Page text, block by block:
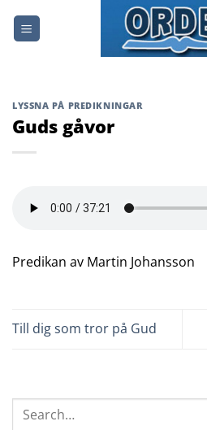
LYSSNA PÅ PREDIKNINGAR
Guds gåvor
Predikan av Martin Johansson
Till dig som tror på Gud